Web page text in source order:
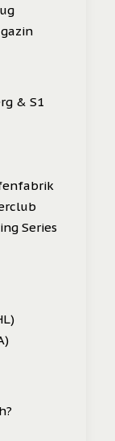
& S1
Series